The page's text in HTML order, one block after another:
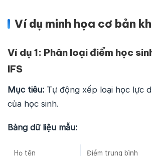
Ví dụ minh họa cơ bản
Ví dụ 1: Phân loại điểm học
IFS
Mục tiêu: Tự động xếp loại học lực
của học sinh.
Bảng dữ liệu mẫu:
Họ tên Điểm trung bình